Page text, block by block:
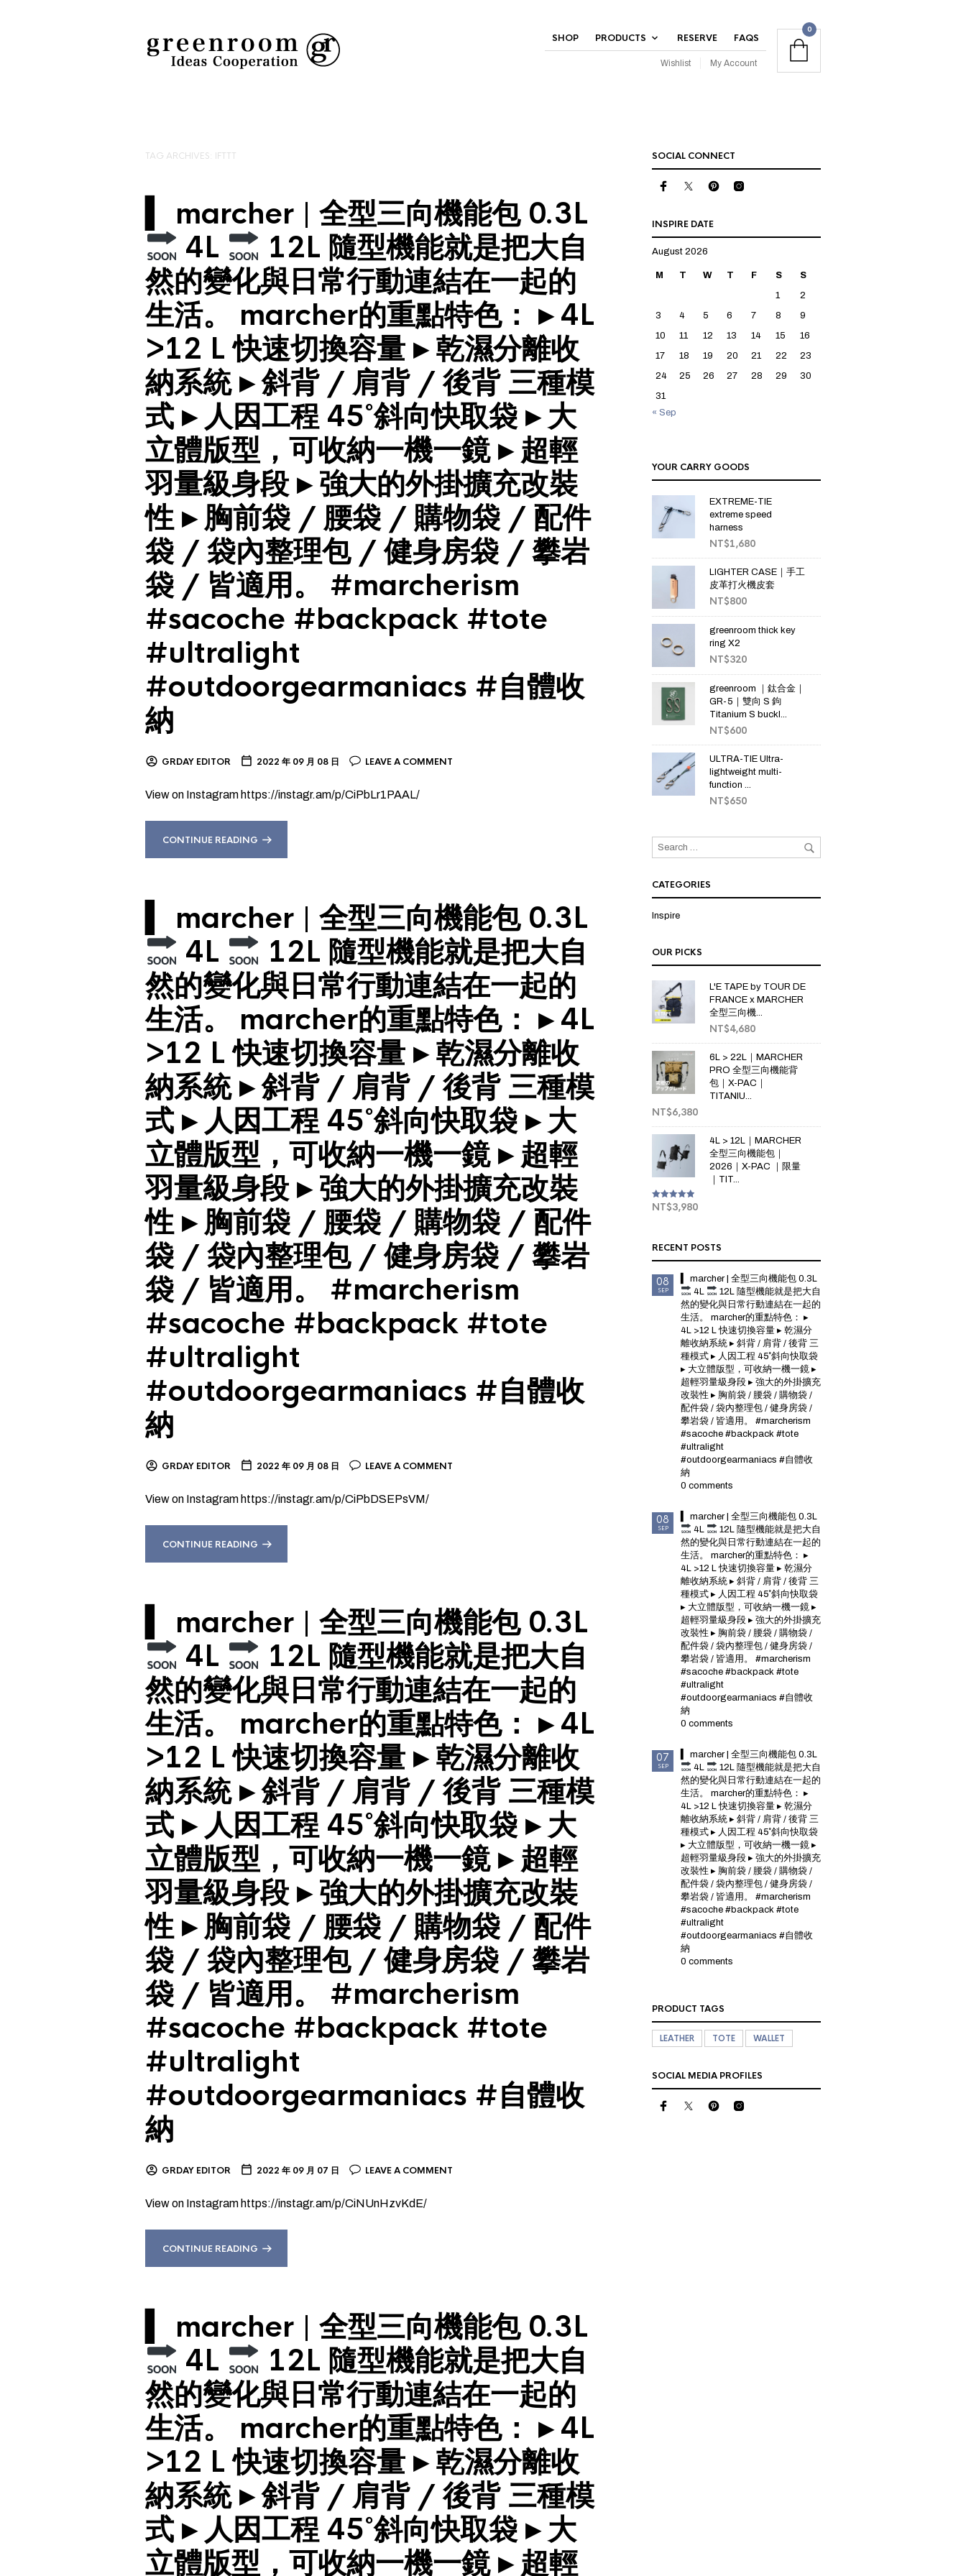
SHOP PRODUCTS RESERVE FAQS
Wishlist My Account
0
TAG ARCHIVES: IFTTT
▍ marcher | 全型三向機能包 0.3L
4L
12L 隨型機能就是把大自
然的變化與日常行動連結在一起的
生活。 marcher的重點特色： ▸ 4L
>12 L 快速切換容量 ▸ 乾濕分離收
納系統 ▸ 斜背 / 肩背 / 後背 三種模
式 ▸ 人因工程 45˚斜向快取袋 ▸ 大
立體版型，可收納一機一鏡 ▸ 超輕
羽量級身段 ▸ 強大的外掛擴充改裝
性 ▸ 胸前袋 / 腰袋 / 購物袋 / 配件
袋 / 袋內整理包 / 健身房袋 / 攀岩
袋 / 皆適用。 #marcherism
#sacoche #backpack #tote
#ultralight
#outdoorgearmaniacs #自體收
納
GRDAY EDITOR 2022 年 09 月 08 日 LEAVE A COMMENT
View on Instagram https://instagr.am/p/CiPbLr1PAAL/
CONTINUE READING
▍ marcher | 全型三向機能包 0.3L
4L
12L 隨型機能就是把大自
然的變化與日常行動連結在一起的
生活。 marcher的重點特色： ▸ 4L
>12 L 快速切換容量 ▸ 乾濕分離收
納系統 ▸ 斜背 / 肩背 / 後背 三種模
式 ▸ 人因工程 45˚斜向快取袋 ▸ 大
立體版型，可收納一機一鏡 ▸ 超輕
羽量級身段 ▸ 強大的外掛擴充改裝
性 ▸ 胸前袋 / 腰袋 / 購物袋 / 配件
袋 / 袋內整理包 / 健身房袋 / 攀岩
袋 / 皆適用。 #marcherism
#sacoche #backpack #tote
#ultralight
#outdoorgearmaniacs #自體收
納
GRDAY EDITOR 2022 年 09 月 08 日 LEAVE A COMMENT
View on Instagram https://instagr.am/p/CiPbDSEPsVM/
CONTINUE READING
▍ marcher | 全型三向機能包 0.3L
4L
12L 隨型機能就是把大自
然的變化與日常行動連結在一起的
生活。 marcher的重點特色： ▸ 4L
>12 L 快速切換容量 ▸ 乾濕分離收
納系統 ▸ 斜背 / 肩背 / 後背 三種模
式 ▸ 人因工程 45˚斜向快取袋 ▸ 大
立體版型，可收納一機一鏡 ▸ 超輕
羽量級身段 ▸ 強大的外掛擴充改裝
性 ▸ 胸前袋 / 腰袋 / 購物袋 / 配件
袋 / 袋內整理包 / 健身房袋 / 攀岩
袋 / 皆適用。 #marcherism
#sacoche #backpack #tote
#ultralight
#outdoorgearmaniacs #自體收
納
GRDAY EDITOR 2022 年 09 月 07 日 LEAVE A COMMENT
View on Instagram https://instagr.am/p/CiNUnHzvKdE/
CONTINUE READING
▍ marcher | 全型三向機能包 0.3L
4L
12L 隨型機能就是把大自
然的變化與日常行動連結在一起的
生活。 marcher的重點特色： ▸ 4L
>12 L 快速切換容量 ▸ 乾濕分離收
納系統 ▸ 斜背 / 肩背 / 後背 三種模
式 ▸ 人因工程 45˚斜向快取袋 ▸ 大
立體版型，可收納一機一鏡 ▸ 超輕
SOCIAL CONNECT
INSPIRE DATE
August 2026
M T W T F S
S
1
2
3
4 5 6 7 8
9
10
11 12 13 14 15
16
17
18 19 20 21 22
23
24
25 26 27 28 29
30
31
« Sep
YOUR CARRY GOODS
EXTREME-TIE
extreme speed
harness
NT$1,680
LIGHTER CASE｜手工
皮革打火機皮套
NT$800
greenroom thick key
ring X2
NT$320
greenroom ｜鈦合金｜
GR-5｜雙向 S 鉤
Titanium S buckl...
NT$600
ULTRA-TIE Ultra-
lightweight multi-
function ...
NT$650
CATEGORIES
Inspire
OUR PICKS
L'E TAPE by TOUR DE
FRANCE x MARCHER
全型三向機...
NT$4,680
6L > 22L｜MARCHER
PRO 全型三向機能背
包｜X-PAC｜
TITANIU...
NT$6,380
4L > 12L｜MARCHER
全型三向機能包｜
2026｜X-PAC ｜限量
｜TIT...
Rated5.00
out of 5
NT$3,980
RECENT POSTS
08
SEP
▍ marcher | 全型三向機能包 0.3L
4L
12L 隨型機能就是把大自
然的變化與日常行動連結在一起的
生活。 marcher的重點特色： ▸
4L >12 L 快速切換容量 ▸ 乾濕分
離收納系統 ▸ 斜背 / 肩背 / 後背 三
種模式 ▸ 人因工程 45˚斜向快取袋
▸ 大立體版型，可收納一機一鏡 ▸
超輕羽量級身段 ▸ 強大的外掛擴充
改裝性 ▸ 胸前袋 / 腰袋 / 購物袋 /
配件袋 / 袋內整理包 / 健身房袋 /
攀岩袋 / 皆適用。 #marcherism
#sacoche #backpack #tote
#ultralight
#outdoorgearmaniacs #自體收
納
0 comments
08
SEP
▍ marcher | 全型三向機能包 0.3L
4L
12L 隨型機能就是把大自
然的變化與日常行動連結在一起的
生活。 marcher的重點特色： ▸
4L >12 L 快速切換容量 ▸ 乾濕分
離收納系統 ▸ 斜背 / 肩背 / 後背 三
種模式 ▸ 人因工程 45˚斜向快取袋
▸ 大立體版型，可收納一機一鏡 ▸
超輕羽量級身段 ▸ 強大的外掛擴充
改裝性 ▸ 胸前袋 / 腰袋 / 購物袋 /
配件袋 / 袋內整理包 / 健身房袋 /
攀岩袋 / 皆適用。 #marcherism
#sacoche #backpack #tote
#ultralight
#outdoorgearmaniacs #自體收
納
0 comments
07
SEP
▍ marcher | 全型三向機能包 0.3L
4L
12L 隨型機能就是把大自
然的變化與日常行動連結在一起的
生活。 marcher的重點特色： ▸
4L >12 L 快速切換容量 ▸ 乾濕分
離收納系統 ▸ 斜背 / 肩背 / 後背 三
種模式 ▸ 人因工程 45˚斜向快取袋
▸ 大立體版型，可收納一機一鏡 ▸
超輕羽量級身段 ▸ 強大的外掛擴充
改裝性 ▸ 胸前袋 / 腰袋 / 購物袋 /
配件袋 / 袋內整理包 / 健身房袋 /
攀岩袋 / 皆適用。 #marcherism
#sacoche #backpack #tote
#ultralight
#outdoorgearmaniacs #自體收
納
0 comments
PRODUCT TAGS
LEATHER TOTE WALLET
SOCIAL MEDIA PROFILES